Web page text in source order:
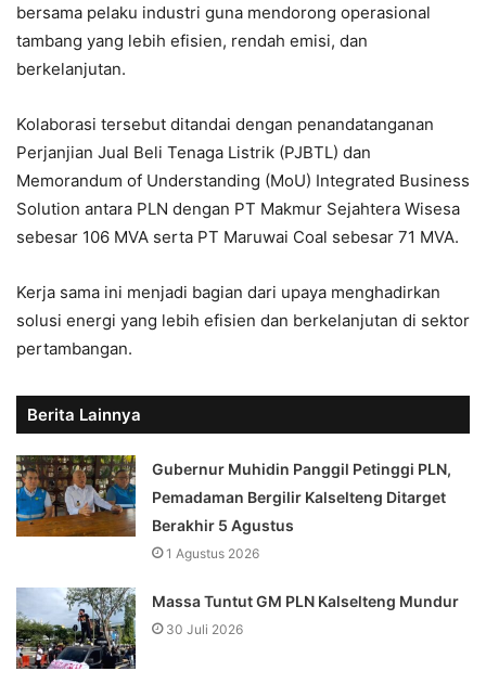
bersama pelaku industri guna mendorong operasional
tambang yang lebih efisien, rendah emisi, dan
berkelanjutan.
Kolaborasi tersebut ditandai dengan penandatanganan
Perjanjian Jual Beli Tenaga Listrik (PJBTL) dan
Memorandum of Understanding (MoU) Integrated Business
Solution antara PLN dengan PT Makmur Sejahtera Wisesa
sebesar 106 MVA serta PT Maruwai Coal sebesar 71 MVA.
Kerja sama ini menjadi bagian dari upaya menghadirkan
solusi energi yang lebih efisien dan berkelanjutan di sektor
pertambangan.
Berita Lainnya
Gubernur Muhidin Panggil Petinggi PLN,
Pemadaman Bergilir Kalselteng Ditarget
Berakhir 5 Agustus
1 Agustus 2026
Massa Tuntut GM PLN Kalselteng Mundur
30 Juli 2026